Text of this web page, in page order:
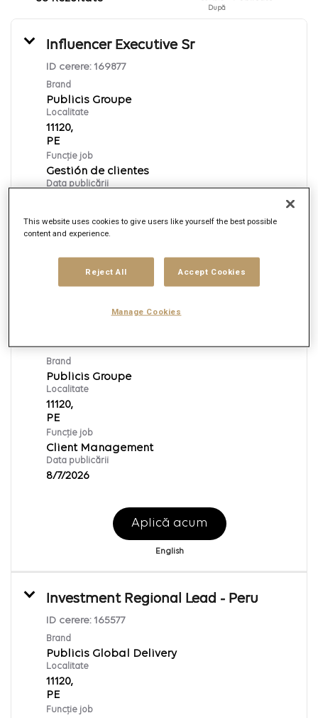
După
Influencer Executive Sr
ID cerere: 169877
Brand
Publicis Groupe
Localitate
11120,
Funcție job
Gestión de clientes
Data publicării
Spanish
ID cerere:169877
Brand
Publicis Groupe
Localitate
11120,
Funcție job
Client Management
Data publicării
8/7/2026
Aplică acum
English
Investment Regional Lead - Peru
ID cerere: 165577
Brand
Publicis Global Delivery
Localitate
11120,
Funcție job
This website uses cookies to give users like yourself the best possible
content and experience.
Reject All Accept Cookies
Manage Cookies